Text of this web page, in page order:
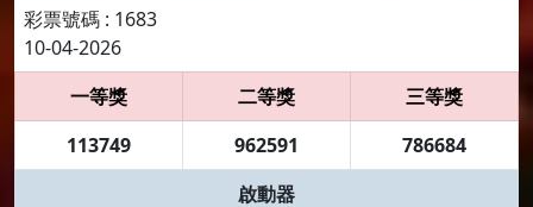
彩票號碼 : 1683
10-04-2026
一等獎
二等獎
三等獎
113749
962591
786684
啟動器